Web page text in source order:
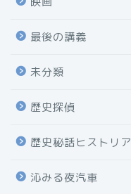
最後の講義
未分類
歴史探偵
歴史秘話ヒストリア
沁みる夜汽車